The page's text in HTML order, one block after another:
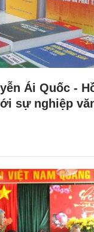
Ái Quốc -
sự nghiệp